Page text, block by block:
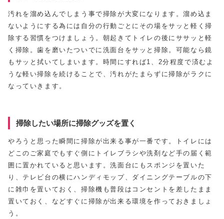
汚れを溜め込んでしまう事で掃除が大変になります。溜め込ま
ないようにする為には自分の行動ごとにその場をサッと軽く掃
除する習慣をつけましょう。朝起きてトイレの後にササッと軽
く掃除。歯を磨いたついでに洗面台をサッと掃除。可能なら鏡
もサッと拭いてしまいます。時間にすれば1、2分程度で済むよ
うな軽い掃除を続けることで、汚れがたまらずに掃除がラクに
なっていきます。
掃除したい場所に掃除グッズを置く
やろうと思った瞬間に掃除が出来る事が一番です。トイレには
どこのご家庭でもすぐ側にトイレブラシや洗剤など手の届く範
囲に置かれていると思います。洗面台にもスポンジを置いた
り、テレビ台の横にハンディモップ、ダイニングテーブルの下
に雑巾を置いておく、掃除機も普段はコンセントを差したまま
置いておく、などすぐに掃除が出来る環境を作っておきましょ
う。